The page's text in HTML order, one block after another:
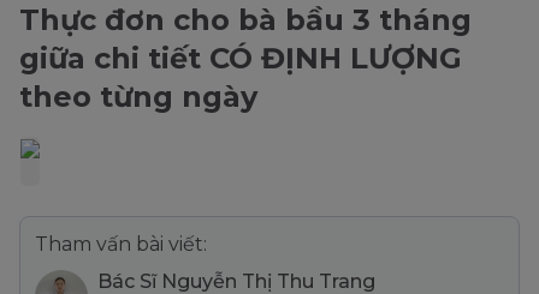
Thực đơn cho bà bầu 3 tháng
giữa chi tiết CÓ ĐỊNH LƯỢNG
theo từng ngày
Tham vấn bài viết:
Bác Sĩ Nguyễn Thị Thu Trang